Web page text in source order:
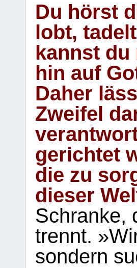
Du hörst
lobt,
kannst du
hin auf
Daher
Zweifel
gerichtet
die zu
dieser
Schranke,
trennt.
sondern